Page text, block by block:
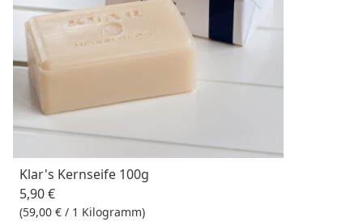
Klar's Kernseife 100g
5,90 €
(59,00 € / 1 Kilogramm)